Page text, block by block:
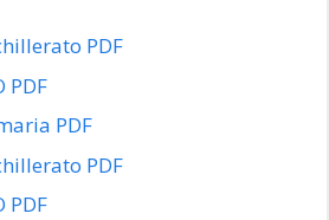
PDF
PDF
PDF
PDF
PDF